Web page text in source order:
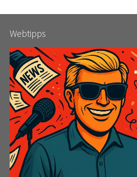
Webtipps